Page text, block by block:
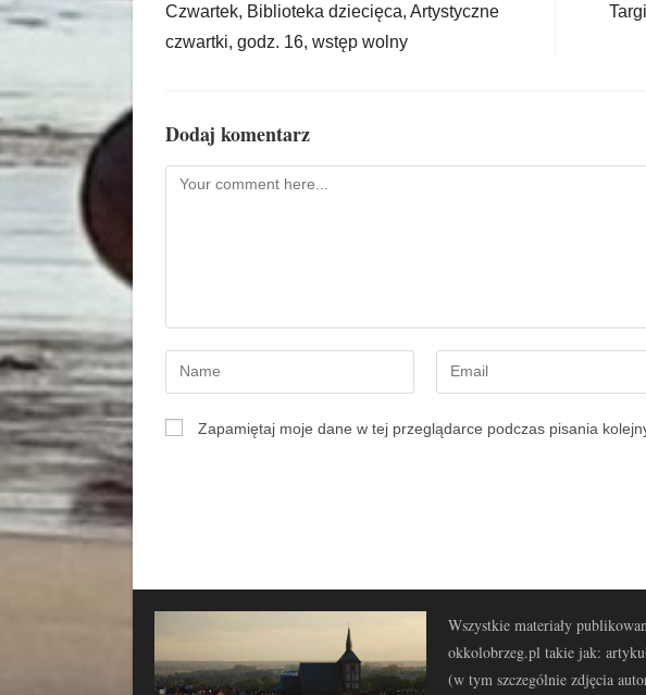
Czwartek, Biblioteka dziecięca, Artystyczne
czwartki, godz. 16, wstęp wolny
Dodaj komentarz
Zapamiętaj moje dane w tej przeglądarce podczas pisania
Wszystkie materiały
okkolobrzeg.pl takie jak:
(w tym szczególnie zdjęcia